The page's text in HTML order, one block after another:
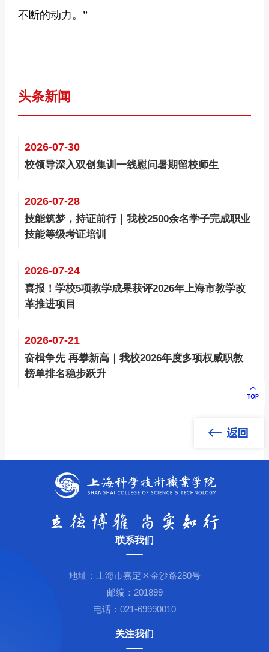
不断的动力。”
头条新闻
2026-07-30
校领导深入双创集训一线慰问暑期留校师生
2026-07-28
技能筑梦，持证前行｜我校2500余名学子完成职业
技能等级考证培训
2026-07-24
喜报！学校5项教学成果获评2026年上海市教学改
革推进项目
2026-07-21
奋楫争先 再攀新高｜我校2026年度多项权威职教
榜单排名稳步跃升
联系我们
地址：上海市嘉定区金沙路280号
邮编：201899
电话：021-69990010
关注我们